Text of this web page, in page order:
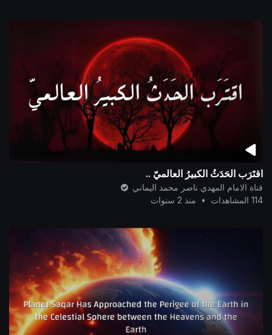
اقتَرَب الحَدَثُ الكبيرُ العالميّ ..
قناة الامام المهدي ناصر محمد اليماني
114 المشاهدات
• منذ 2 سنوات